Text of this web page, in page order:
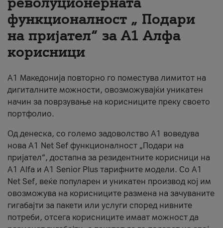
За нас
#ПодобарОнлајн
функционалност „ Подари
на пријател“ за А1 Алфа
корисници
А1 Македонија повторно го поместува лимитот на
дигиталните можности, овозможувајќи уникатен
начин за поврзување на корисниците преку своето
портфолио.
Од денеска, со големо задоволство А1 воведува
нова A1 Net Sef функционалност „Подари на
пријател“, достапна за резидентните корисници на
А1 Alfa и A1 Senior Plus тарифните модели. Со A1
Net Sef, веќе популарен и уникатен производ кој им
овозможува на корисниците размена на зачуваните
гигабајти за пакети или услуги според нивните
потреби, отсега корисниците имаат можност да